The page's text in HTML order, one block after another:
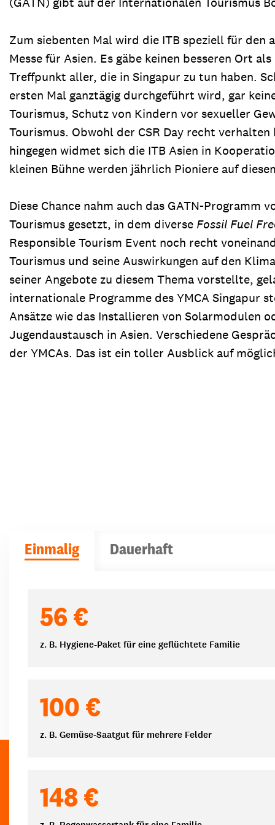
Zum siebenten Mal wird die ITB speziell für
Messe für Asien. Es gäbe keinen besseren Ort
Treffpunkt aller, die in Singapur zu tun haben.
ersten Mal ganztägig durchgeführt wird, gar
Tourismus, Schutz von Kindern vor sexueller
Tourismus. Obwohl der CSR Day recht
hingegen widmet sich die ITB Asien in
kleinen Bühne werden jährlich Pioniere auf
Diese Chance nahm auch das GATN-Programm
Tourismus gesetzt, in dem diverse Fossil Fuel
Responsible Tourism Event noch recht
Tourismus und seine Auswirkungen auf den
seiner Angebote zu diesem Thema vorstellte,
internationale Programme des YMCA Singapur
Ansätze wie das Installieren von Solarmodulen
Jugendaustausch in Asien. Verschiedene
der YMCAs. Das ist ein toller Ausblick auf
Einmalig Dauerhaft
56 €
z. B. Hygiene-Paket für eine geflüchtete Familie
100 €
z. B. Gemüse-Saatgut für mehrere Felder
148 €